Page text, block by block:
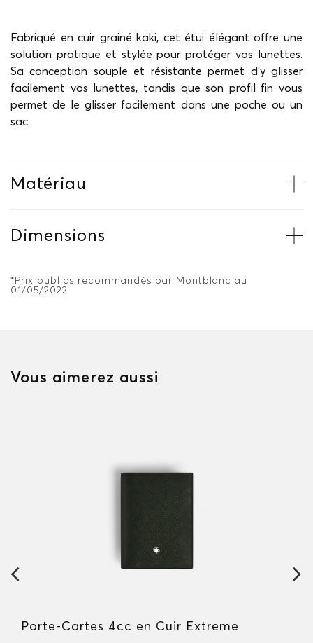
Fabriqué en cuir grainé kaki, cet étui élégant offre une
solution pratique et stylée pour protéger vos lunettes.
Sa conception souple et résistante permet d'y glisser
facilement vos lunettes, tandis que son profil fin vous
permet de le glisser facilement dans une poche ou un
sac.
Matériau
Dimensions
*Prix publics recommandés par Montblanc au
01/05/2022
Vous aimerez aussi
Porte-Cartes 4cc en Cuir Extreme